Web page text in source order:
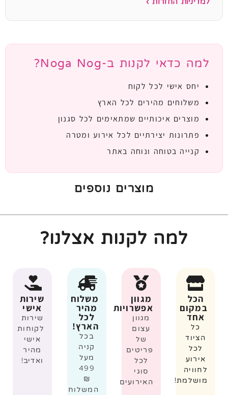
למה כדאי לקנות ב-Noga Nog?
יחס אישי לכל לקוח
משלוחים מהירים לכל הארץ
מוצרים איכותיים שמתאימים לכל סגנון
פתרונות יצירתיים לכל אירוע ומטרה
קנייה בטוחה ונוחה באתר
מוצרים נוספים
למה לקנות אצלנו?
הכל
במקום
אחד
כל
הציוד
לכל
אירוע
לחוויה
מושלמת!
מגוון
אפשרויות
מגוון
עצום
של
פריטים
לכל
סוגי
האירועים
משלוח
מהיר
לכל
הארץ!
בכל
קניה
מעל
499
₪
המשלוח
שירות
אישי
שירות
לקוחות
אישי
מהיר
ואדיב!